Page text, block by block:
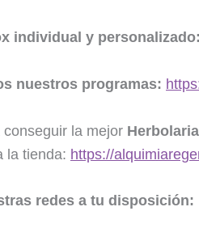
individual y personalizado:
nuestros programas:
conseguir la mejor Herbolaria
la tienda: https://
redes a tu disposición: